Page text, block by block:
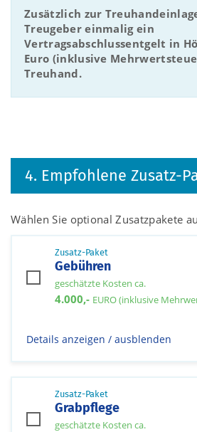
Zusätzlich zur
Treugeber einmalig ein
Vertragsabschlussentgelt in
Euro (inklusive
Treuhand.
4. Empfohlene Zusatz-
Wählen Sie optional Zusatzpakete
Zusatz-Paket
Gebühren
geschätzte Kosten ca.
4.000,- EURO (inklusive
Details anzeigen / ausblenden
Zusatz-Paket
Grabpflege
geschätzte Kosten ca.